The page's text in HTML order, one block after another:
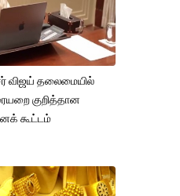
விஜய் தலைமையில்
குறித்தான
கூட்டம்